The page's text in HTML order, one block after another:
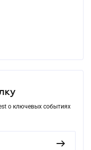
о ключевых событиях